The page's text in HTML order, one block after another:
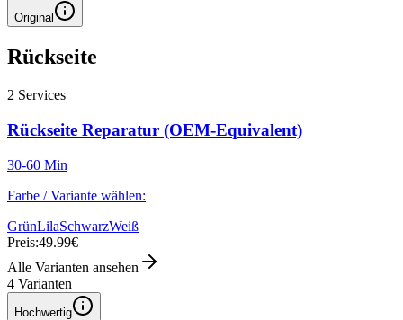
Original
Rückseite
2 Services
Rückseite Reparatur (OEM-Equivalent)
30-60 Min
Farbe / Variante wählen:
GrünLilaSchwarzWeiß
Preis:49.99€
Alle Varianten ansehen
4 Varianten
Hochwertig